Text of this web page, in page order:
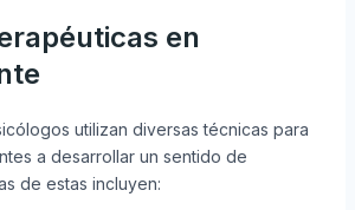
en
utilizan diversas técnicas para
a desarrollar un sentido de
de estas incluyen: